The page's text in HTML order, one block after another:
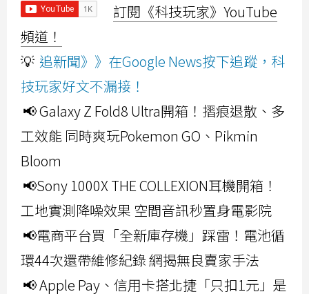
訂閱《科技玩家》YouTube
頻道！
💡 追新聞》》在Google News按下追蹤，科
技玩家好文不漏接！
📢 Galaxy Z Fold8 Ultra開箱！摺痕退散、多
工效能 同時爽玩Pokemon GO、Pikmin
Bloom
📢Sony 1000X THE COLLEXION耳機開箱！
工地實測降噪效果 空間音訊秒置身電影院
📢電商平台買「全新庫存機」踩雷！電池循
環44次還帶維修紀錄 網揭無良賣家手法
📢 Apple Pay、信用卡搭北捷「只扣1元」是